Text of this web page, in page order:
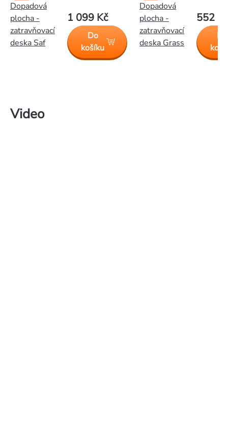
Dopadová
plocha -
zatravňovací
deska Saf
1 099 Kč
Do
košíku
Dopadová
plocha -
zatravňovací
deska Grass
552 Kč
Do
Video